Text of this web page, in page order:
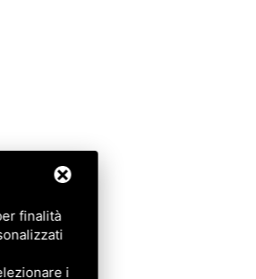
finalità
i